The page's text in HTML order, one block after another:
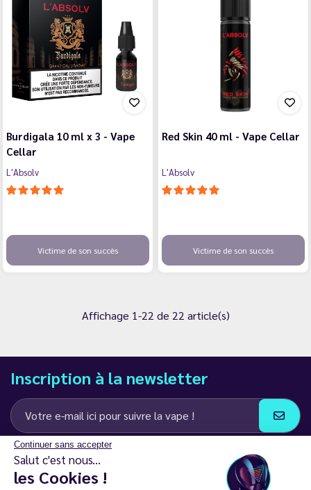
Continuer sans accepter
Salut c'est nous...
les Cookies !
Burdigala 10 ml x 3 - Vape
Cellar
L'Absolv
Victime de son succès
Red Skin 40 ml - Vape Cellar
L'Absolv
Victime de son succès
Affichage 1-22 de 22 article(s)
Inscription à la newsletter
J’accepte de recevoir des communications e-mail et SMS de la part de
LD Groupe